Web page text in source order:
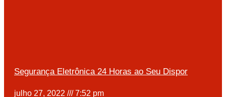
Segurança Eletrônica 24 Horas ao Seu Dispor
julho 27, 2022 7:52 pm